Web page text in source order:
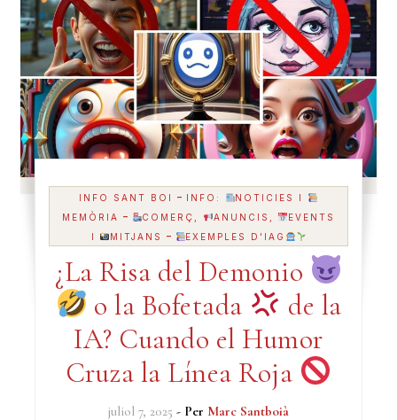
INFO SANT BOI - INFO:
NOTICIES I
MEMÒRIA - COMERÇ, ANUNCIS,
EVENTS
I
MITJANS - EXEMPLES D'IAG
¿La Risa del Demonio
o la Bofetada
de la
IA? Cuando el Humor
Cruza la Línea Roja
juliol 7, 2025 - Per Marc Santboià